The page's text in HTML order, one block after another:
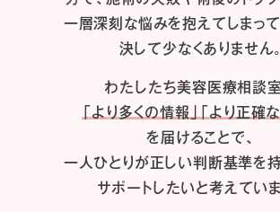
一層深刻な悩みを抱えてしまっ
決して少なくありません。
わたしたち美容医療相談
「より多くの情報」「より正確な
を届けることで、
一人ひとりが正しい判断基準を
サポートしたいと考えていま